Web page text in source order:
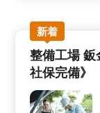
せる環境が整
＞ 残業は月平
制により、プラ
とも可能です
備されており、
が軽減され、
新着
整備工場 鈑
社保完備》